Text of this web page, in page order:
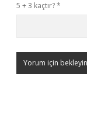
5 + 3 kaçtır?*